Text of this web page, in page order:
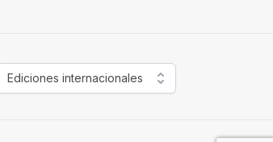
Ediciones internacionales